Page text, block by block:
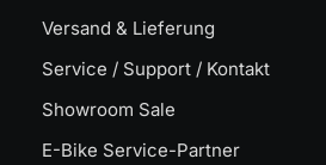
Versand & Lieferung
Service / Support / Kontakt
Showroom Sale
E-Bike Service-Partner